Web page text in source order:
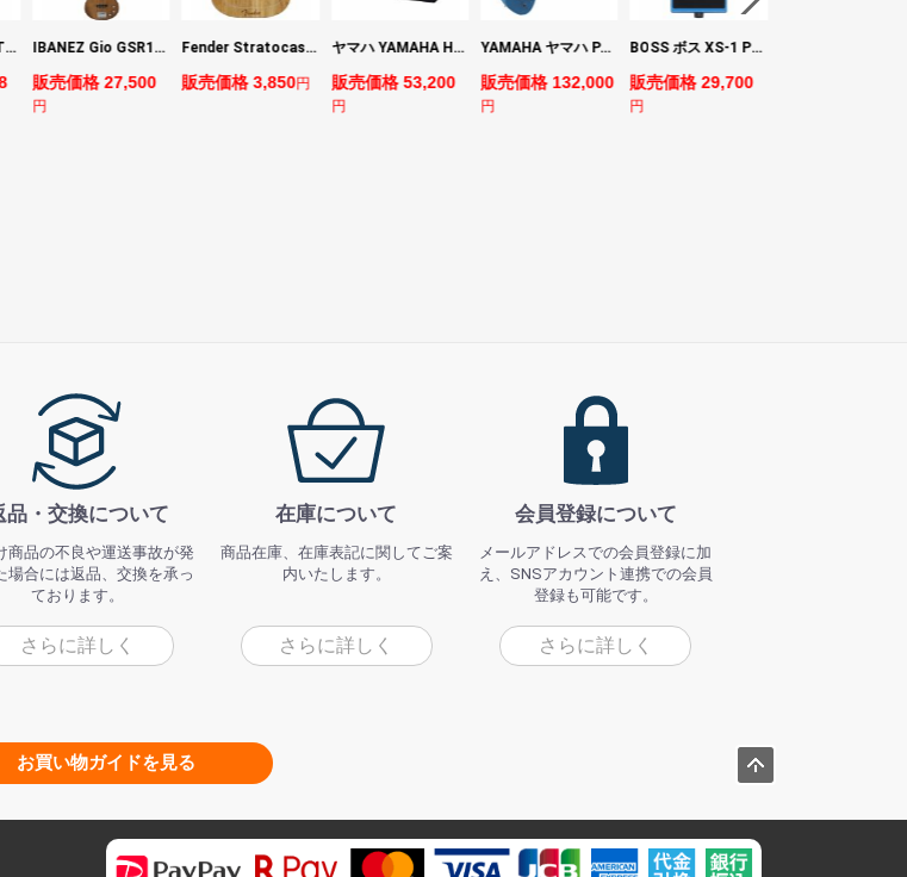
ヤマハ YAMAHA THR5 コンパクトギターアンプ 小型アンプ IBANEZ Gio GSR180-LBF エレキベース
販売価格 27,500
円
Fender Stratocaster Cutting Board カッティングボード（まな板）
販売価格 3,850円
ヤマハ YAMAHA HS7 パワードスタジオモニタースピーカー×2本
販売価格 53,200
円
YAMAHA ヤマハ PACS+12M SB Pacifica Standard Plus パシフィカスタンダードプラス エレキギター
販売価格 132,000
円
BOSS ボス XS-1 Poly Shifter ギターエフェクター ピッチシフター
販売価格 29,700
円
品・交換について
商品の不良や運送事故が発
場合には返品、交換を承っ
ております。
さらに詳しく
在庫について
商品在庫、在庫表記に関してご案
内いたします。
さらに詳しく
会員登録について
メールアドレスでの会員登録に加
え、SNSアカウント連携での会員
登録も可能です。
さらに詳しく
お買い物ガイドを見る